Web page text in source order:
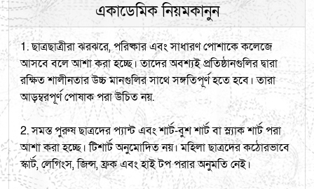
একাডেমিক নিয়মকানুন
1. ছাত্রছাত্রীরা ঝরঝরে, পরিষ্কার এবং সাধারণ পোশাকে কলেজে
আসবে বলে আশা করা হচ্ছে। তাদের অবশ্যই প্রতিষ্ঠানগুলির দ্বারা
রক্ষিত শালীনতার উচ্চ মানগুলির সাথে সঙ্গতিপূর্ণ হতে হবে। তারা
আড়ম্বরপূর্ণ পোষাক পরা উচিত নয়.
2. সমস্ত পুরুষ ছাত্রদের প্যান্ট এবং শার্ট-বুশ শার্ট বা স্ল্যাক শার্ট পরা
আশা করা হচ্ছে। টিশার্ট অনুমোদিত নয়। মহিলা ছাত্রদের কঠোরভাবে
স্কার্ট, লেগিংস, জিন্স, ফ্রক এবং হাই টপ পরার অনুমতি নেই।